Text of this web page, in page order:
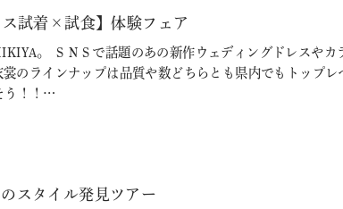
試着×試食】体験フェア
。 ＳＮＳで話題のあの新作ウェディングドレスやカ
のラインナップは品質や数どちらとも県内でもトップレ
う！！…
スタイル発見ツアー